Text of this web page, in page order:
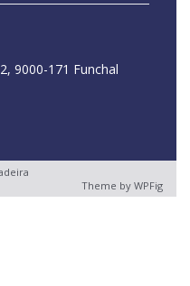
9000-171 Funchal
Theme by WPFig